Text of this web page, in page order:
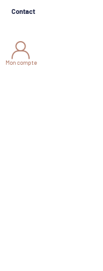
Contact
Mon compte